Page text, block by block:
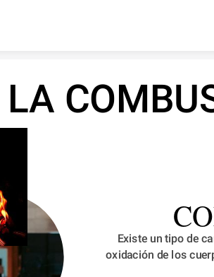
LA
oxidación de los